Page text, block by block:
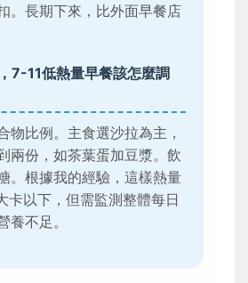
。長期下來，比外面早餐店
7-11低熱量早餐該怎麼調
物比例。主食選沙拉為主，
兩份，如茶葉蛋加豆漿。飲
。根據我的經驗，這樣熱量
卡以下，但需監測整體每日
養不足。